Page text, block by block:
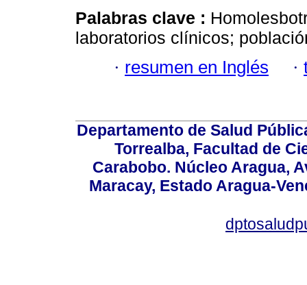
Palabras clave :
laboratorios clínicos;
· resumen en Inglés ·
Departamento de Salud
Torrealba, Facultad de
Carabobo. Núcleo Aragua,
Maracay, Estado Aragua-